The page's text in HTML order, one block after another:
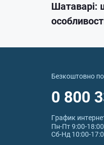
Шатаварі:
Безкоштовно по
0 800
График
Пн-Пт 9:00-18:00
Сб-Нд 10:00-